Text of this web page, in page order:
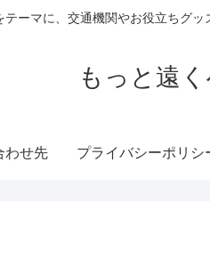
テーマに、交通機関やお役立ちグ
もっと遠
わせ先